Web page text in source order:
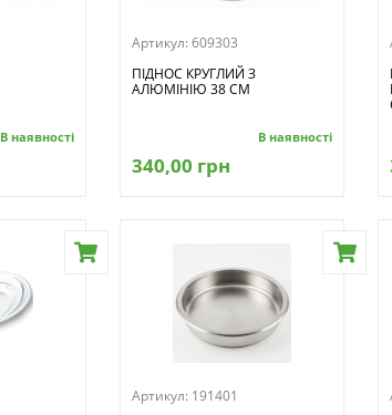
В наявності
Артикул: 609303
ПІДНОС КРУГЛИЙ З
АЛЮМІНІЮ 38 СМ
В наявності
340,00 грн
Артикул: 191401